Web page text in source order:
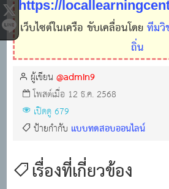
https://
เว็บไซต์ในเครือ ขับเคลื่อนโดยทีมวิ
ถิ่น
ผู้เขียน@admin9
โพสต์เมื่อ 12 ธ.ค. 2568
เปิดดู 679
ป้ายกำกับ แบบทดสอบออนไลน์
เรื่องที่เกี่ยวข้อง